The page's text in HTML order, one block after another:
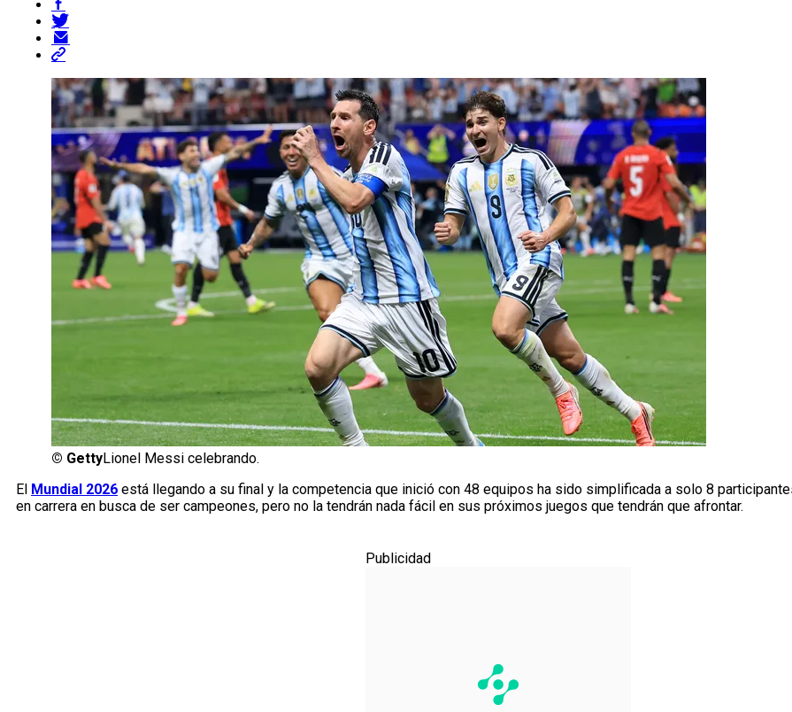
© GettyLionel Messi celebrando.
El Mundial 2026 está llegando a su final y la competencia que inició con 48 equipos ha sido simplificada a solo 8
en carrera en busca de ser campeones, pero no la tendrán nada fácil en sus próximos juegos que tendrán que afrontar.
Publicidad